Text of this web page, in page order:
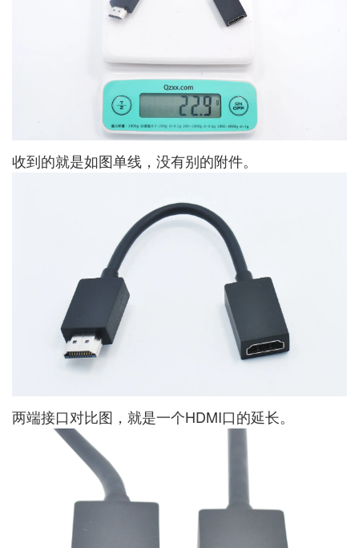
收到的就是如图单线，没有别的附件。
两端接口对比图，就是一个HDMI口的延长。